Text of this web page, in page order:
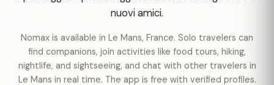
nuovi amici.
Nomax is available in Le Mans, France. Solo travelers can
find companions, join activities like food tours, hiking,
nightlife, and sightseeing, and chat with other travelers in
Le Mans in real time. The app is free with verified profiles.